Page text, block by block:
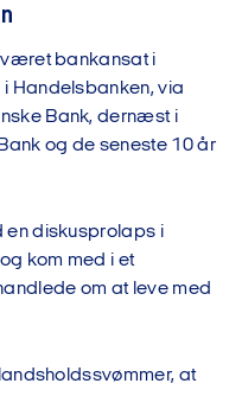
været bankansat i
Handelsbanken, via
Bank, dernæst i
og de seneste 10 år
en diskusprolaps i
kom med i et
om at leve med
at